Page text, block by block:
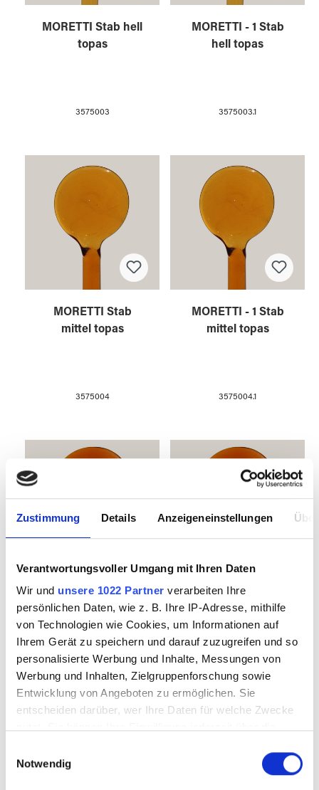
Zustimmung Details Anzeigeneinstellungen
Verantwortungsvoller Umgang mit Ihren Daten
Wir und unsere 1022 Partner verarbeiten Ihre
persönlichen Daten, wie z. B. Ihre IP-Adresse, mithilfe
von Technologien wie Cookies, um Informationen auf
Ihrem Gerät zu speichern und darauf zuzugreifen und so
personalisierte Werbung und Inhalte, Messungen von
Werbung und Inhalten, Zielgruppenforschung sowie
Entwicklung von Angeboten zu ermöglichen. Sie
entscheiden darüber, wer Ihre Daten für welche Zwecke
Trigger Symbol ändern oder widerrufen
Notwendig
MORETTI Stab hell
topas
3575003
MORETTI - 1 Stab
hell topas
3575003.1
MORETTI Stab
mittel topas
3575004
MORETTI - 1 Stab
mittel topas
3575004.1
MORETTI Stab
dunkel topas
3575005
MORETTI - 1 Stab
dunkel topas
3575005.1